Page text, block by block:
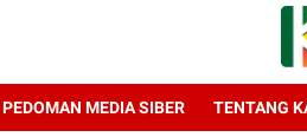
PEDOMAN MEDIA SIBER TENTANG